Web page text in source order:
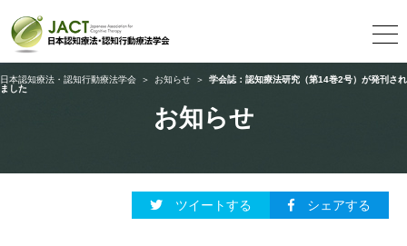
お知らせ
日本認知療法・認知行動療法学会 ＞ お知らせ ＞ 学会誌：認知療法研究（第14巻2号）が発刊され
ました
ツイートする シェアする